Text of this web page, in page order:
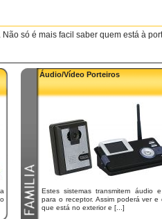
só é mais facil saber quem está à
Áudio/Vídeo Porteiros
Estes sistemas transmitem áudio
para o receptor. Assim poderá ver e
que está no exterior e [...]